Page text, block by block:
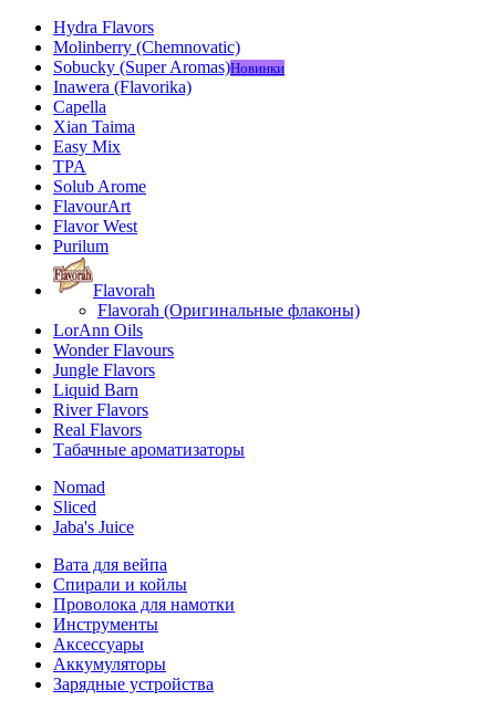
Hydra Flavors
Molinberry (Chemnovatic)
Sobucky (Super Aromas)Новинки
Inawera (Flavorika)
Capella
Xian Taima
Easy Mix
TPA
Solub Arome
FlavourArt
Flavor West
Purilum
Flavorah
Flavorah (Оригинальные флаконы)
LorAnn Oils
Wonder Flavours
Jungle Flavors
Liquid Barn
River Flavors
Real Flavors
Табачные ароматизаторы
Nomad
Sliced
Jaba's Juice
Вата для вейпа
Спирали и койлы
Проволока для намотки
Инструменты
Аксесcуары
Аккумуляторы
Зарядные устройства